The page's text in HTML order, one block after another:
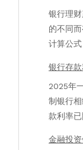
银行理
的不同
计算公
银行存
2025年
制银行
款利率
金融投